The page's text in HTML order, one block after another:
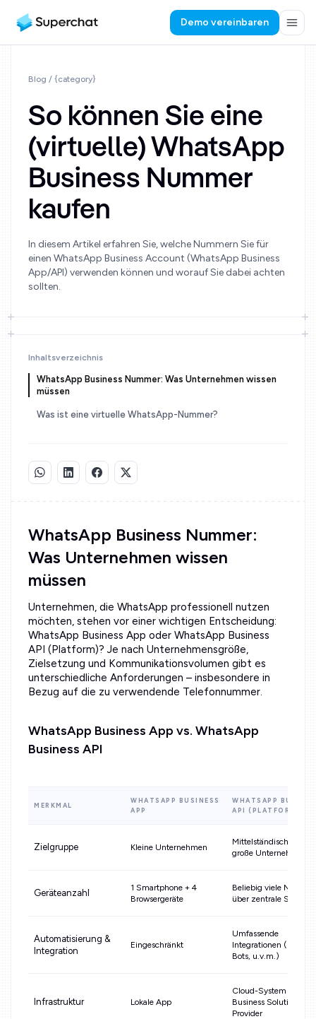
Demo vereinbaren
Blog / {category}
So können Sie eine
(virtuelle) WhatsApp
Business Nummer
kaufen
In diesem Artikel erfahren Sie, welche Nummern Sie für
einen WhatsApp Business Account (WhatsApp Business
App/API) verwenden können und worauf Sie dabei achten
sollten.
Inhaltsverzeichnis
WhatsApp Business Nummer: Was Unternehmen wissen
müssen
Was ist eine virtuelle WhatsApp-Nummer?
WhatsApp Business Nummer:
Was Unternehmen wissen
müssen
Unternehmen, die WhatsApp professionell nutzen
möchten, stehen vor einer wichtigen Entscheidung:
WhatsApp Business App oder WhatsApp Business
API (Platform)? Je nach Unternehmensgröße,
Zielsetzung und Kommunikationsvolumen gibt es
unterschiedliche Anforderungen – insbesondere in
Bezug auf die zu verwendende Telefonnummer.
WhatsApp Business App vs. WhatsApp
Business API
MERKMAL
WHATSAPP BUSINESS
APP
WHATSAPP
API (PLATFORM)
Zielgruppe Kleine Unternehmen
Mittelständische bis
große Unternehmen
Geräteanzahl
1 Smartphone + 4
Browsergeräte
Beliebig viele Nutzer
über zentrale Software
Automatisierung &
Integration
Eingeschränkt
Umfassende
Integrationen (CRM,
Bots, u.v.m.)
Infrastruktur Lokale App
Cloud-System über
Business Solution
Provider